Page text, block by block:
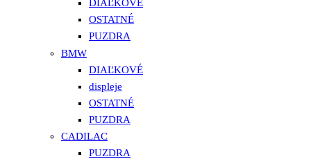
DIAĽKOVÉ
OSTATNÉ
PUZDRA
BMW
DIAĽKOVÉ
displeje
OSTATNÉ
PUZDRA
CADILAC
PUZDRA